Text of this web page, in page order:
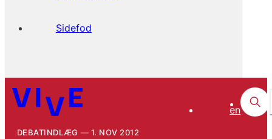
Sidefod
en
DEBATINDLÆG 1. NOV 2012